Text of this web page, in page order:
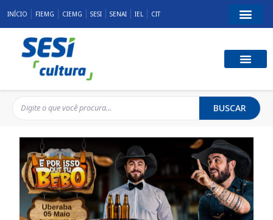
INÍCIO FIEMG CIEMG SESI SENAI IEL CIT
BUSCAR